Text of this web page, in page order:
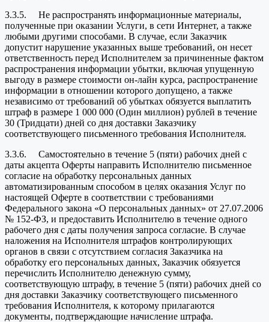
3.3.5. Не распространять информационные материалы,
полученные при оказании Услуги, в сети Интернет, а также
любыми другими способами. В случае, если Заказчик
допустит нарушение указанных выше требований, он несет
ответственность перед Исполнителем за причиненные фактом
распространения информации убытки, включая упущенную
выгоду в размере стоимости он-лайн курса, распространение
информации в отношении которого допущено, а также
независимо от требований об убытках обязуется выплатить
штраф в размере 1 000 000 (Один миллион) рублей в течение
30 (Тридцати) дней со дня доставки Заказчику
соответствующего письменного требования Исполнителя.
3.3.6. Самостоятельно в течение 5 (пяти) рабочих дней с
даты акцепта Оферты направить Исполнителю письменное
согласие на обработку персональных данных
автоматизированным способом в целях оказания Услуг по
настоящей Оферте в соответствии с требованиями
Федерального закона «О персональных данных» от 27.07.2006
№ 152-ФЗ, и предоставить Исполнителю в течение одного
рабочего дня с даты получения запроса согласие. В случае
наложения на Исполнителя штрафов контролирующих
органов в связи с отсутствием согласия Заказчика на
обработку его персональных данных, Заказчик обязуется
перечислить Исполнителю денежную сумму,
соответствующую штрафу, в течение 5 (пяти) рабочих дней со
дня доставки Заказчику соответствующего письменного
требования Исполнителя, к которому прилагаются
документы, подтверждающие начисление штрафа.